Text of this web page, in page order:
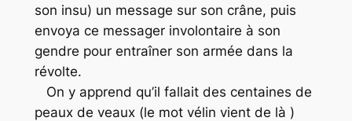
son insu) un message sur son crâne, puis
envoya ce messager involontaire à son
gendre pour entraîner son armée dans la
révolte.
On y apprend qu’il fallait des centaines de
peaux de veaux (le mot vélin vient de là )